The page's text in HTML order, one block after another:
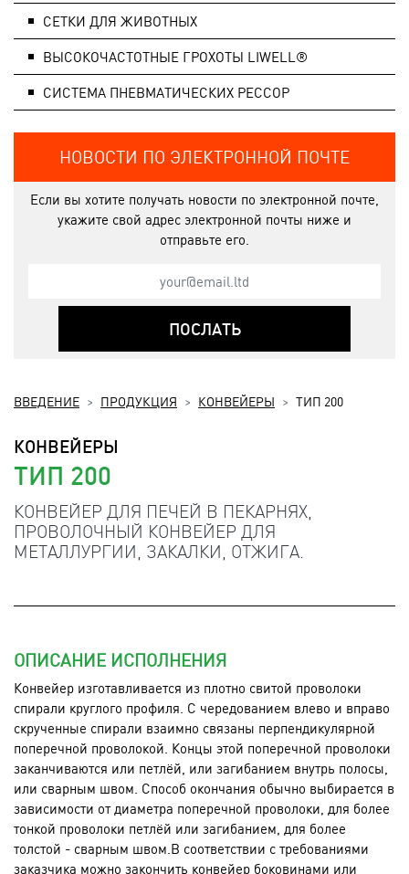
ВВЕДЕНИЕ ПРОДУКЦИЯ КОНВЕЙЕРЫ ТИП 200
КОНВЕЙЕРЫ
ТИП 200
КОНВЕЙЕР ДЛЯ ПЕЧЕЙ В ПЕКАРНЯХ,
ПРОВОЛОЧНЫЙ КОНВЕЙЕР ДЛЯ
МЕТАЛЛУРГИИ, ЗАКАЛКИ, ОТЖИГА.
ОПИСАНИЕ ИСПОЛНЕНИЯ
Конвейер изготавливается из плотно свитой проволоки
спирали круглого профиля. С чередованием влево и вправо
скрученные спирали взаимно связаны перпендикулярной
поперечной проволокой. Концы этой поперечной проволоки
заканчиваются или петлёй, или загибанием внутрь полосы,
или сварным швом. Способ окончания обычно выбирается в
зависимости от диаметра поперечной проволоки, для более
тонкой проволоки петлёй или загибанием, для более
толстой - сварным швом.В соответствии с требованиями
заказчика можно закончить конвейер боковинами или
СЕТКИ ДЛЯ ЖИВОТНЫХ
ВЫСОКОЧАСТОТНЫЕ ГРОХОТЫ LIWELL®
СИСТЕМA ПНЕВМАТИЧЕСКИХ РЕССОР
НОВОСТИ ПО ЭЛЕКТРОННОЙ ПОЧТЕ
Если вы хотите получать новости по электронной почте,
укажите свой адрес электронной почты ниже и
отправьте его.
ПОСЛАТЬ